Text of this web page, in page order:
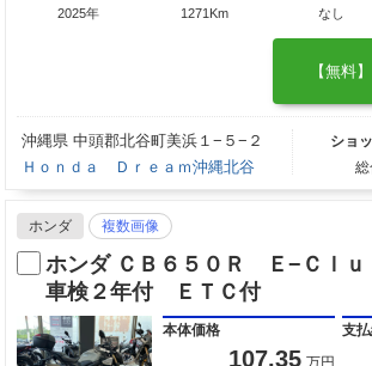
2025年
1271Km
なし
【無料
沖縄県 中頭郡北谷町美浜１−５−２
Ｈｏｎｄａ Ｄｒｅａｍ沖縄北谷
ショ
総
ホンダ 複数画像
ホンダ ＣＢ６５０Ｒ Ｅ−Ｃｌ
車検２年付 ＥＴＣ付
本体価格
107.35 万円
支